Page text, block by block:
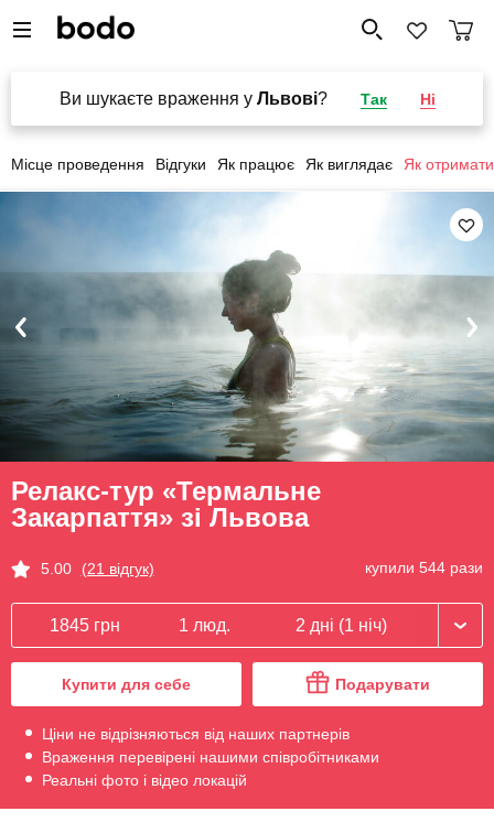
Ви шукаєте враження у Львові? Так Ні
Місце проведення Відгуки Як працює Як виглядає Як отримати
Релакс-тур «Термальне
Закарпаття» зі Львова
5.00 (21 відгук) купили 544 рази
1845 грн 1 люд. 2 дні (1 ніч)
Купити для себе Подарувати
Ціни не відрізняються від наших партнерів
Враження перевірені нашими співробітниками
Реальні фото і відео локацій